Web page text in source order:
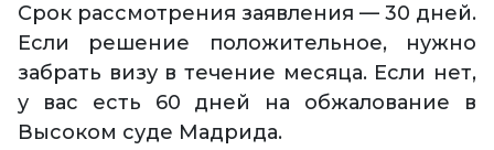
Срок рассмотрения заявления — 30 дней.
Если решение положительное, нужно
забрать визу в течение месяца. Если нет,
у вас есть 60 дней на обжалование в
Высоком суде Мадрида.